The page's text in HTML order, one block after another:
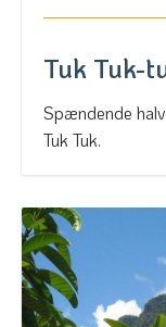
Tuk Tuk-
Spændende
Tuk Tuk.